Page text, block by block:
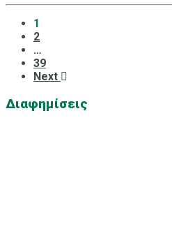
1
2
…
39
Next
Διαφημίσεις